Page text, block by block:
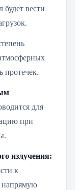
будет вести
протечек.
для
при
излучения:
к
напрямую